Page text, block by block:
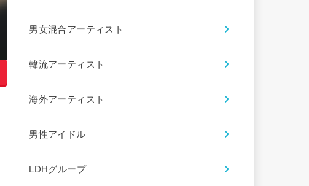
男女混合アーティスト
韓流アーティスト
海外アーティスト
男性アイドル
LDHグループ